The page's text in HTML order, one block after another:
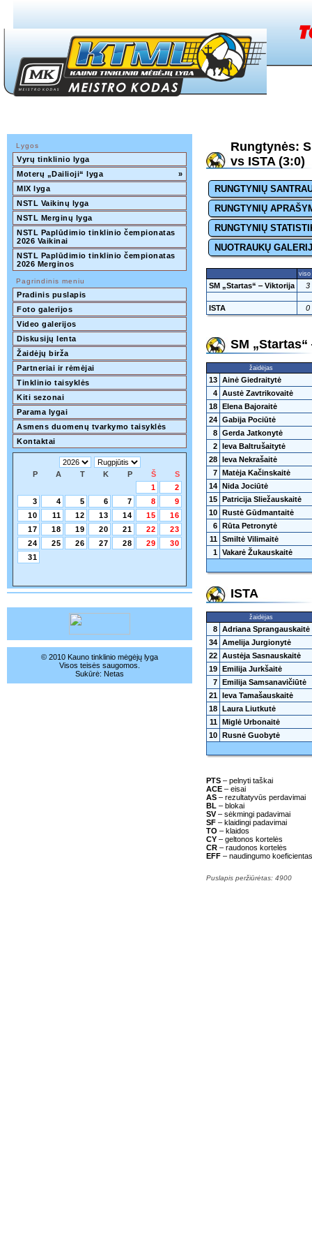
Lygos
Vyrų tinklinio lyga
Moterų „Dailioji“ lyga
»
MIX lyga
NSTL Vaikinų lyga
NSTL Merginų lyga
NSTL Paplūdimio tinklinio čempionatas
2026 Vaikinai
NSTL Paplūdimio tinklinio čempionatas
2026 Merginos
Pagrindinis meniu
Pradinis puslapis
Foto galerijos
Video galerijos
Diskusijų lenta
Žaidėjų birža
Partneriai ir rėmėjai
Tinklinio taisyklės
Kiti sezonai
Parama lygai
Asmens duomenų tvarkymo taisyklės
Kontaktai
P A T K P Š
S
1
2
3
4 5 6 7 8
9
10
11 12 13 14 15
16
17
18 19 20 21 22
23
24
25 26 27 28 29
30
31
© 2010 Kauno tinklinio mėgėjų lyga
Visos teisės saugomos.
Sukūrė: Netas
Rungtynės:
vs ISTA (3:0)
RUNGTYNIŲ
RUNGTYNIŲ
RUNGTYNIŲ
NUOTRAUKŲ
viso
SM „Startas“ ‒ Viktorija 3
ISTA 0
SM
žaidėjas
13 Ainė Giedraitytė
4 Austė Zavtrikovaitė
18 Elena Bajoraitė
24 Gabija Pociūtė
8 Gerda Jatkonytė
2 Ieva Baltrušaitytė
28 Ieva Nekrašaitė
7 Matėja Kačinskaitė
14 Nida Jociūtė
15 Patricija Sliežauskaitė
10 Rustė Gūdmantaitė
6 Rūta Petronytė
11 Smiltė Vilimaitė
1 Vakarė Žukauskaitė
ISTA
žaidėjas
8 Adriana Sprangauskaitė
34 Amelija Jurgionytė
22 Austėja Sasnauskaitė
19 Emilija Jurkšaitė
7 Emilija Samsanavičiūtė
21 Ieva Tamašauskaitė
18 Laura Liutkutė
11 Miglė Urbonaitė
10 Rusnė Guobytė
PTS – pelnyti taškai
ACE – eisai
AS – rezultatyvūs perdavimai
BL – blokai
SV– sėkmingi padavimai
SF – klaidingi padavimai
TO – klaidos
CY – geltonos kortelės
CR – raudonos kortelės
EFF – naudingumo koeficientas
Puslapis peržiūrėtas: 4900